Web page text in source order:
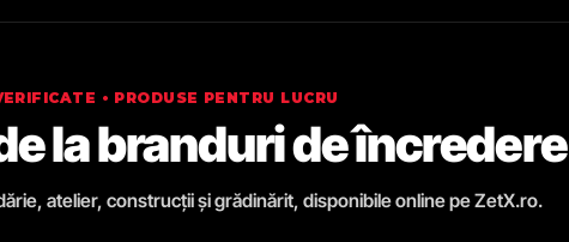
• PRODUSE PENTRU LUCRU
la branduri de încredere
atelier, construcții și grădinărit, disponibile online pe ZetX.ro.